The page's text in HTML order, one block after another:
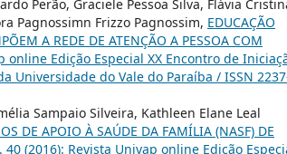
Perão, Graciele Pessoa Silva, Flávia
Pagnossimn Frizzo Pagnossim, EDUCAÇÃO
A REDE DE ATENÇÃO A PESSOA COM
online Edição Especial XX Encontro de
Universidade do Vale do Paraíba / ISSN
Sampaio Silveira, Kathleen Elane Leal
DE APOIO À SAÚDE DA FAMÍLIA (NASF) DE
40 (2016): Revista Univap online Edição